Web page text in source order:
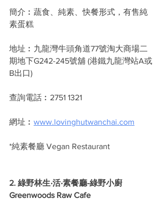
簡介︰蔬食、純素、快餐形式，有售純
素蛋糕
地址︰九龍灣牛頭角道77號淘大商場二
期地下G242-245號舖 (港鐵九龍灣站A或
B出口)
查詢電話︰2751 1321
網址︰ www.lovinghutwanchai.com
*純素餐廳 Vegan Restaurant
2. 綠野林生‧活‧素餐廳-綠野小廚
Greenwoods Raw Cafe